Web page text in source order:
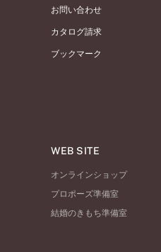
お問い合わせ
カタログ請求
ブックマーク
WEB SITE
オンラインショップ
プロポーズ準備室
結婚のきもち準備室